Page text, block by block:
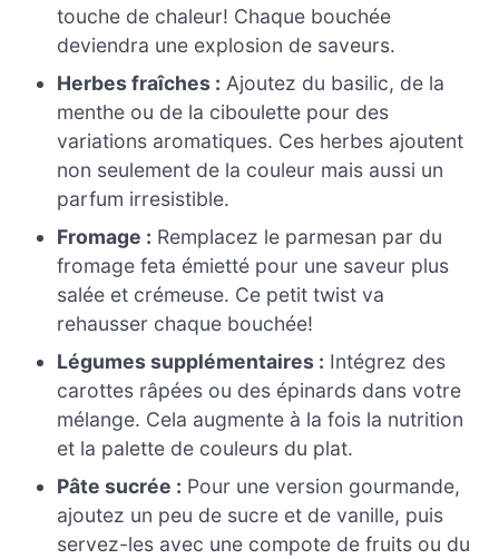
touche de chaleur! Chaque bouchée
deviendra une explosion de saveurs.
Herbes fraîches : Ajoutez du basilic, de la
menthe ou de la ciboulette pour des
variations aromatiques. Ces herbes ajoutent
non seulement de la couleur mais aussi un
parfum irresistible.
Fromage : Remplacez le parmesan par du
fromage feta émietté pour une saveur plus
salée et crémeuse. Ce petit twist va
rehausser chaque bouchée!
Légumes supplémentaires : Intégrez des
carottes râpées ou des épinards dans votre
mélange. Cela augmente à la fois la nutrition
et la palette de couleurs du plat.
Pâte sucrée : Pour une version gourmande,
ajoutez un peu de sucre et de vanille, puis
servez-les avec une compote de fruits ou du